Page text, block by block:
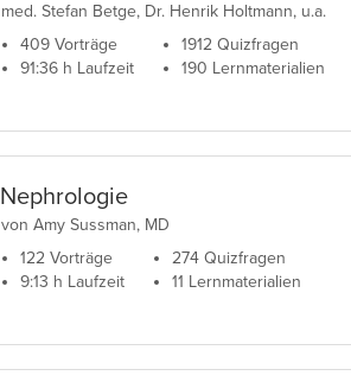
med. Stefan Betge, Dr. Henrik Holtmann, u.a.
409 Vorträge
91:36 h Laufzeit
1912 Quizfragen
190 Lernmaterialien
Nephrologie
von Amy Sussman, MD
122 Vorträge
9:13 h Laufzeit
274 Quizfragen
11 Lernmaterialien